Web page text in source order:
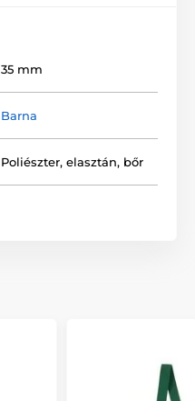
35 mm
Barna
Poliészter, elasztán, bőr